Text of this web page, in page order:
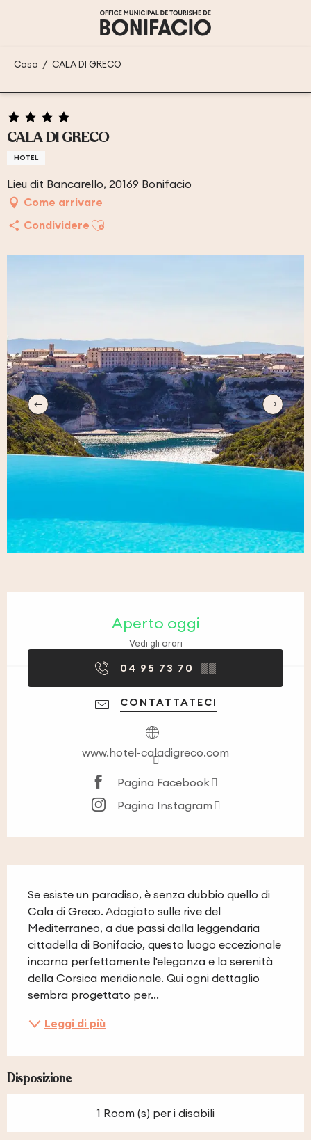
principal
Casa CALA DI GRECO
CALA DI GRECO
HOTEL
Lieu dit Bancarello, 20169 Bonifacio
Come arrivare
Condividere Ajouter aux favoris
Aperto oggi
Vedi gli orari
04 95 73 70 ▒▒
CONTATTATECI
www.hotel-caladigreco.com
Pagina Facebook
Pagina Instagram
Se esiste un paradiso, è senza dubbio quello di
Cala di Greco. Adagiato sulle rive del
Mediterraneo, a due passi dalla leggendaria
cittadella di Bonifacio, questo luogo eccezionale
incarna perfettamente l'eleganza e la serenità
della Corsica meridionale. Qui ogni dettaglio
sembra progettato per...
Leggi di più
Disposizione
1 Room (s) per i disabili